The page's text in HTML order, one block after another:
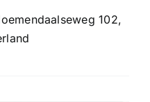
102,